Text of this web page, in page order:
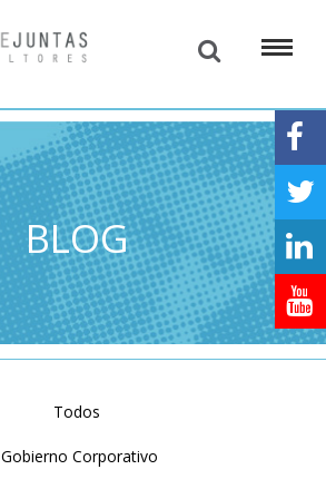
BLOG
Todos
Gobierno Corporativo